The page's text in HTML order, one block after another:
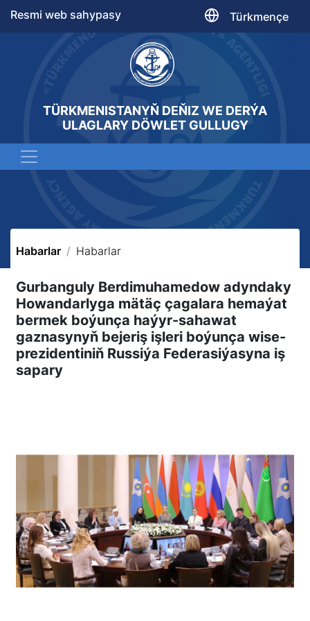
Resmi web sahypasy Türkmençe
TÜRKMENISTANYŇ DEŇIZ WE DERÝA
ULAGLARY DÖWLET GULLUGY
Habarlar Habarlar
Gurbanguly Berdimuhamedow adyndaky
Howandarlyga mätäç çagalara hemaýat
bermek boýunça haýyr-sahawat
gaznasynyň bejeriş işleri boýunça wise-
prezidentiniň Russiýa Federasiýasyna iş
sapary